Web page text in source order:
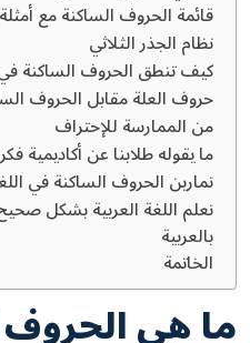
قائمة الحروف الساكنة مع
نظام الجذر الثلاثي
كيف تنطق الحروف الساكنة في
حروف العلة مقابل الحروف
من الممارسة للإحتراف
ما يقوله طلابنا عن أكاديمية فكر
تمارين الحروف الساكنة في
تعلم اللغة العربية بشكل صحيح
بالعربية
الخاتمة
ما هي